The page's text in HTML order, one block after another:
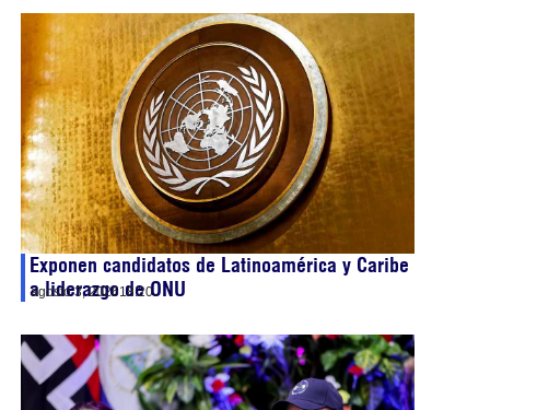
Exponen candidatos de Latinoamérica y Caribe
a liderazgo de ONU
agosto 3, 202618:20